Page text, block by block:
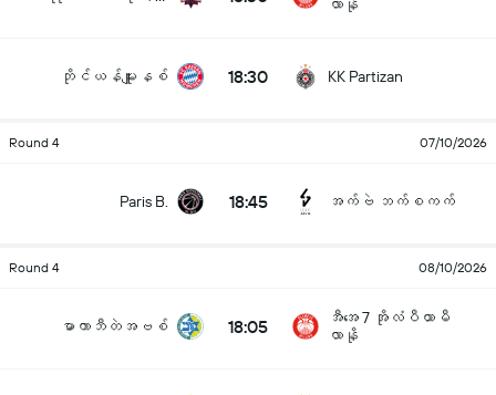
လာနို
ဘိုင်ယန်မျူးနစ် 18:30 KK Partizan
Round 4 07/10/2026
Paris B. 18:45 အက်ဗဲ ဘက်စကက်
Round 4 08/10/2026
မာကာဘီတဲအဗစ် 18:05
အီအေ 7 အိုလံပီယာမီ
လာနို